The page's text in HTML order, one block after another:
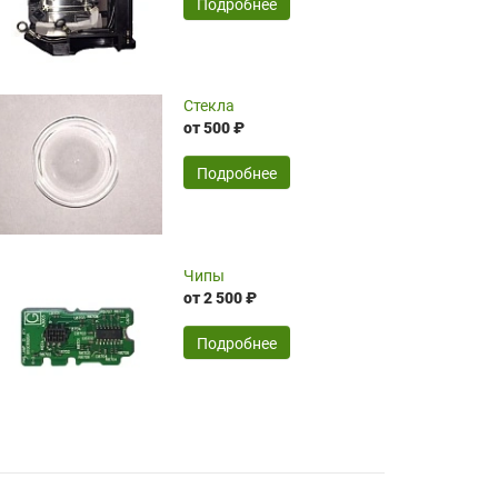
оптимизированной стоимости, чему
чрезмерно благодарны!)))
24.04.2026
широкий ассортимент ламп, как оригиналов,
так и аналогов.Быстрое оформление и
передача в доставку, приемлемые цены. Мне
понравилось.
Читать полностью
16.04.2026
Подробнее
Стекла
от 500 ₽
Подробнее
Чипы
от 2 500 ₽
Подробнее